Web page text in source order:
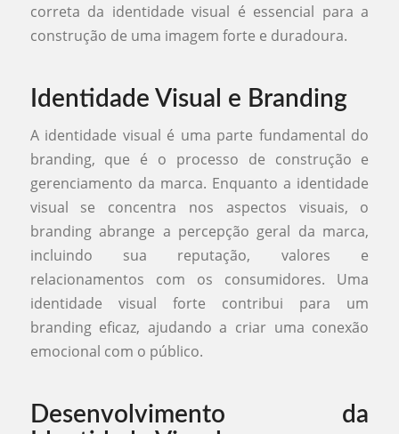
correta da identidade visual é essencial para a
construção de uma imagem forte e duradoura.
Identidade Visual e Branding
A identidade visual é uma parte fundamental do
branding, que é o processo de construção e
gerenciamento da marca. Enquanto a identidade
visual se concentra nos aspectos visuais, o
branding abrange a percepção geral da marca,
incluindo sua reputação, valores e
relacionamentos com os consumidores. Uma
identidade visual forte contribui para um
branding eficaz, ajudando a criar uma conexão
emocional com o público.
Desenvolvimento da